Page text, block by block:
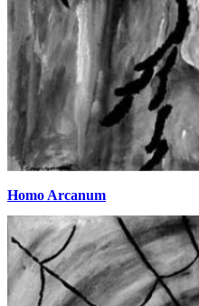
Homo Arcanum